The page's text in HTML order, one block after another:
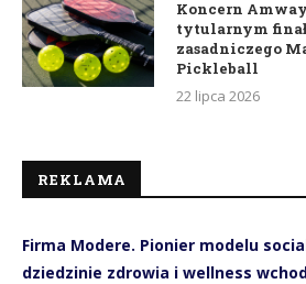
Koncern Amway
tytularnym
zasadniczego
Pickleball
22 lipca 2026
REKLAMA
Firma Modere. Pionier modelu
dziedzinie zdrowia i wellness